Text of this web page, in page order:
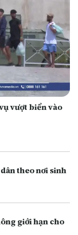
vượt biển vào
theo nơi sinh
giới hạn cho